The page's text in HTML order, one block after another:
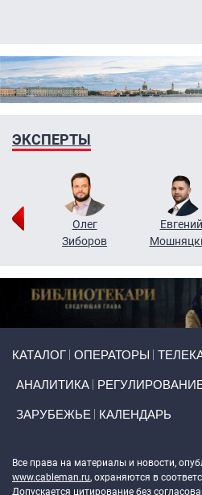
ЭКСПЕРТЫ
Олег
Зиборов
Евгений
КАТАЛОГ ОПЕРАТОРЫ
АНАЛИТИКА
ЗАРУБЕЖЬЕ КАЛЕНДАРЬ
Все права на материалы и новости,
www.cableman.ru, охраняются в
Допускается цитирование без